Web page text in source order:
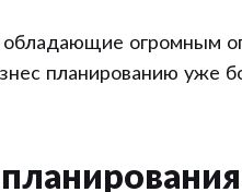
огромным
планированию уже